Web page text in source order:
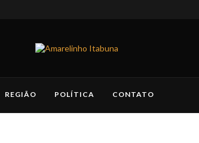
REGIÃO POLÍTICA CONTATO